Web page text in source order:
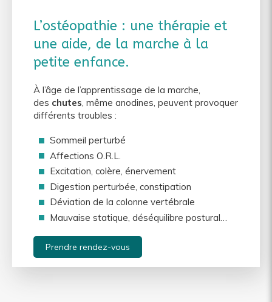
L’ostéopathie : une thérapie et
une aide, de la marche à la
petite enfance.
À l’âge de l’apprentissage de la marche,
des chutes, même anodines, peuvent provoquer
différents troubles :
Sommeil perturbé
Affections O.R.L.
Excitation, colère, énervement
Digestion perturbée, constipation
Déviation de la colonne vertébrale
Mauvaise statique, déséquilibre postural…
Prendre rendez-vous